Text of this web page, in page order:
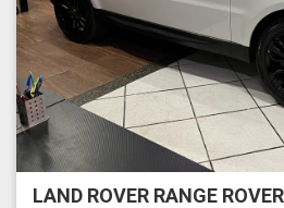
LAND ROVER RANGE